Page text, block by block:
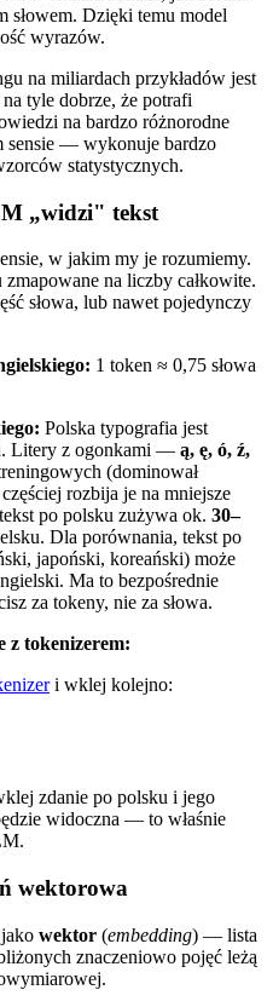
słowem. Dzięki temu model
wyrazów.
na miliardach przykładów jest
tyle dobrze, że potrafi
na bardzo różnorodne
sensie — wykonuje bardzo
statystycznych.
„widzi" tekst
w jakim my je rozumiemy.
na liczby całkowite.
słowa, lub nawet pojedynczy
1 token ≈ 0,75 słowa
Polska typografia jest
Litery z ogonkami — ą, ę, ó, ź,
(dominował
rozbija je na mniejsze
po polsku zużywa ok. 30–
Dla porównania, tekst po
japoński, koreański) może
Ma to bezpośrednie
za tokeny, nie za słowa.
z tokenizerem:
i wklej kolejno:
zdanie po polsku i jego
widoczna — to właśnie
wektorowa
wektor (embedding) — lista
znaczeniowo pojęć leżą